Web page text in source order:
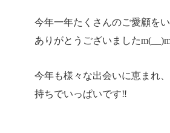
今年一年たくさんのご愛顧を
ありがとうございました
今年も様々な出会いに恵まれ
持ちでいっぱいです‼︎